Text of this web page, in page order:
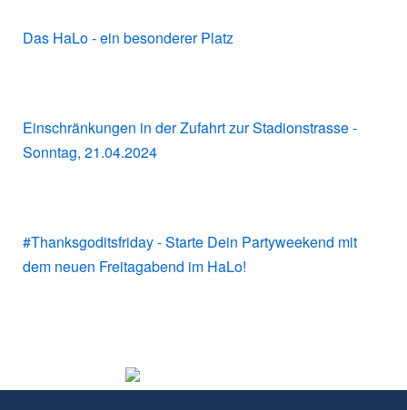
Das HaLo - ein besonderer Platz
Einschränkungen in der Zufahrt zur Stadionstrasse -
Sonntag, 21.04.2024
#Thanksgoditsfriday - Starte Dein Partyweekend mit
dem neuen Freitagabend im HaLo!